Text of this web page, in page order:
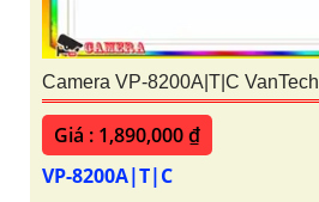
Camera VP-8200A|T|C VanTech
Giá : 1,890,000 ₫
VP-8200A|T|C